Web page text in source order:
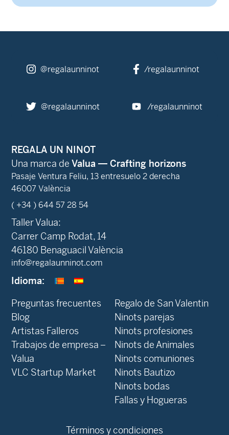
@regalaunninot /regalaunninot
@regalaunninot /regalaunninot
REGALA UN NINOT
Una marca de Valua — Crafting horizons
Pasaje Ventura Feliu, 13 entresuelo 2 derecha
46007 València
( +34 ) 644 57 28 54
Taller Valua:
Carrer Camp Rodat, 14
46180 Benaguacil València
info@regalaunninot.com
Idioma:
Preguntas frecuentes
Blog
Artistas Falleros
Trabajos de empresa –
Valua
VLC Startup Market
Regalo de San Valentin
Ninots parejas
Ninots profesiones
Ninots de Animales
Ninots comuniones
Ninots Bautizo
Ninots bodas
Fallas y Hogueras
Términos y condiciones